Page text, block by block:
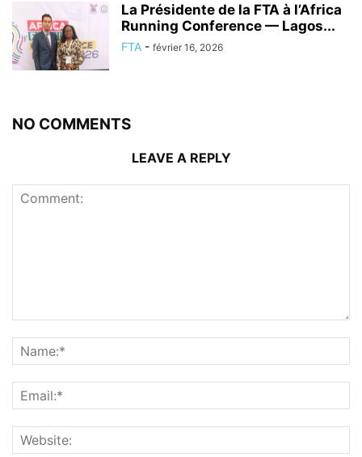
La Présidente de la FTA à l’Africa
Running Conference — Lagos...
FTA - février 16, 2026
NO COMMENTS
LEAVE A REPLY